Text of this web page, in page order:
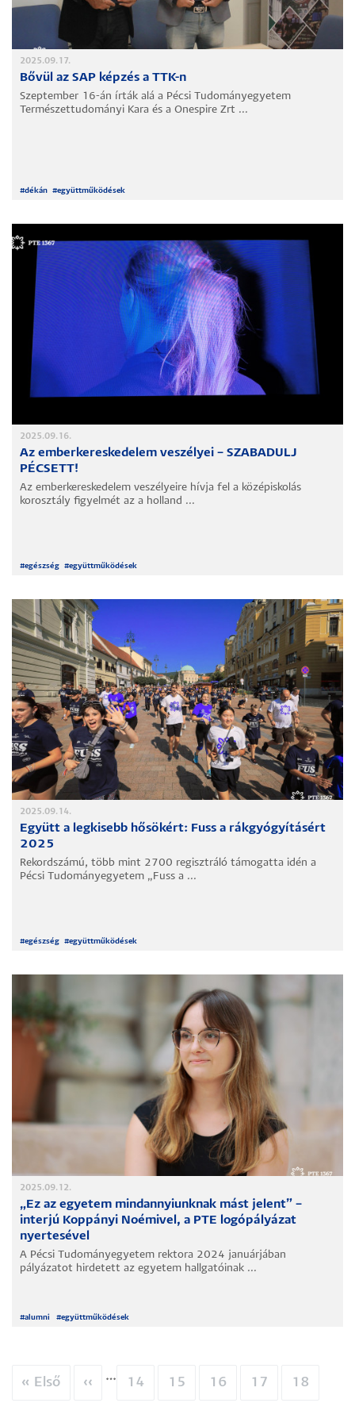
2025.09.17.
Bővül az SAP képzés a TTK-n
Szeptember 16-án írták alá a Pécsi Tudományegyetem
Természettudományi Kara és a Onespire Zrt ...
#dékán #együttműködések
2025.09.16.
Az emberkereskedelem veszélyei – SZABADULJ
PÉCSETT!
Az emberkereskedelem veszélyeire hívja fel a középiskolás
korosztály figyelmét az a holland ...
#egészség #együttműködések
2025.09.14.
Együtt a legkisebb hősökért: Fuss a rákgyógyításért
2025
Rekordszámú, több mint 2700 regisztráló támogatta idén a
Pécsi Tudományegyetem „Fuss a ...
#egészség #együttműködések
2025.09.12.
„Ez az egyetem mindannyiunknak mást jelent” –
interjú Koppányi Noémivel, a PTE logópályázat
nyertesével
A Pécsi Tudományegyetem rektora 2024 januárjában
pályázatot hirdetett az egyetem hallgatóinak ...
#alumni #együttműködések
Oldalszámozás
Első
« Első
Előző
‹‹ … Oldal
14 Oldal
15 Oldal
16 Oldal
17 Oldal
18